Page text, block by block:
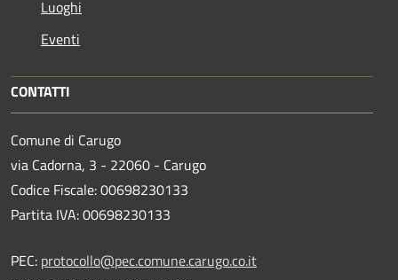
Luoghi
Eventi
CONTATTI
Comune di Carugo
via Cadorna, 3 - 22060 - Carugo
Codice Fiscale: 00698230133
Partita IVA: 00698230133
PEC: protocollo@pec.comune.carugo.co.it